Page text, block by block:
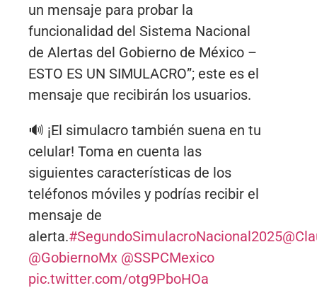
un mensaje para probar la
funcionalidad del Sistema Nacional
de Alertas del Gobierno de México –
ESTO ES UN SIMULACRO”; este es el
mensaje que recibirán los usuarios.
🔊 ¡El simulacro también suena en tu
celular! Toma en cuenta las
siguientes características de los
teléfonos móviles y podrías recibir el
mensaje de
alerta.#SegundoSimulacroNacional2025
@GobiernoMx @SSPCMexico
pic.twitter.com/otg9PboHOa